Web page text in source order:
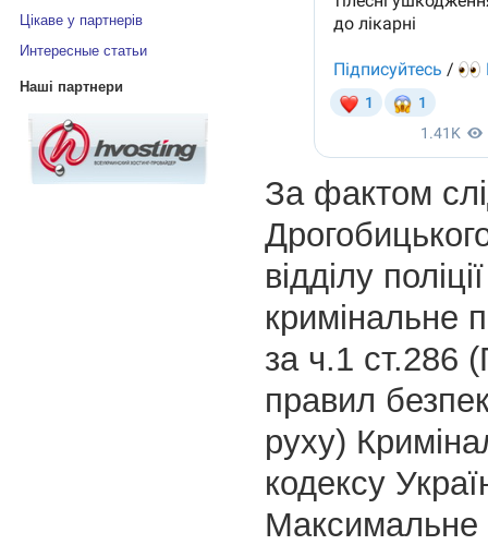
Цікаве у партнерів
Интересные статьи
Наші партнери
За фактом
відділу
кримінальне
за ч.1 ст.286
правил
руху)
кодексу
Максимальне